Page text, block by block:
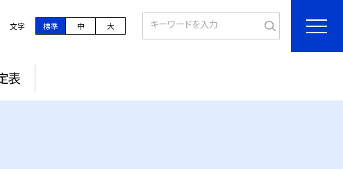
文字 標準 中 大
表